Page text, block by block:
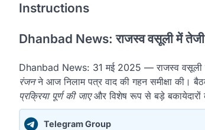
Instructions
Dhanbad News: राजस्व वसूली में तेजी
Dhanbad News: 31 मई 2025 — राजस्व वसूली
रंजनने आज निलाम पत्र वाद की गहन समीक्षा की।
प्रक्रिया पूर्ण की जाएऔर विशेष रूप से बड़े बकायेदारों
Telegram Group